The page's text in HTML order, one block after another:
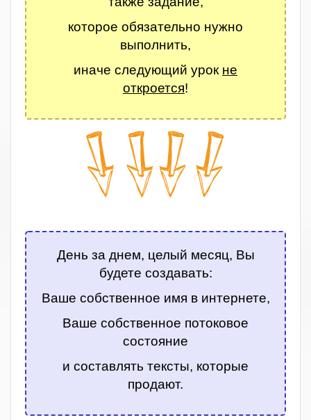
которое обязательно нужно
выполнить,
иначе следующий урок не
откроется!
День за днем, целый месяц, Вы
будете создавать:
Ваше собственное имя в интернете,
Ваше собственное потоковое
состояние
и составлять тексты, которые
продают.